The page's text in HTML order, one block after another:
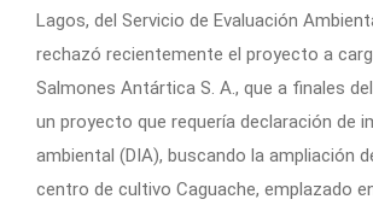
Lagos, del Servicio de Evaluación
rechazó recientemente el proyecto a
Salmones Antártica S. A., que a finales
un proyecto que requería declaración de
ambiental (DIA), buscando la ampliación
centro de cultivo Caguache, emplazado